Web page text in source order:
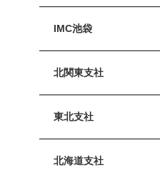
IMC池袋
北関東支社
東北支社
北海道支社